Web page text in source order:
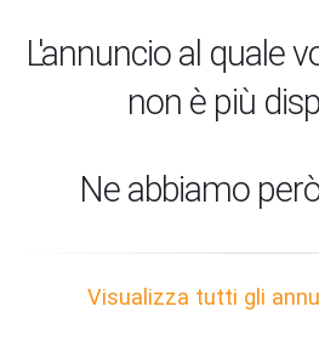
L'annuncio al quale
non è più
Ne abbiamo
Visualizza tutti gli